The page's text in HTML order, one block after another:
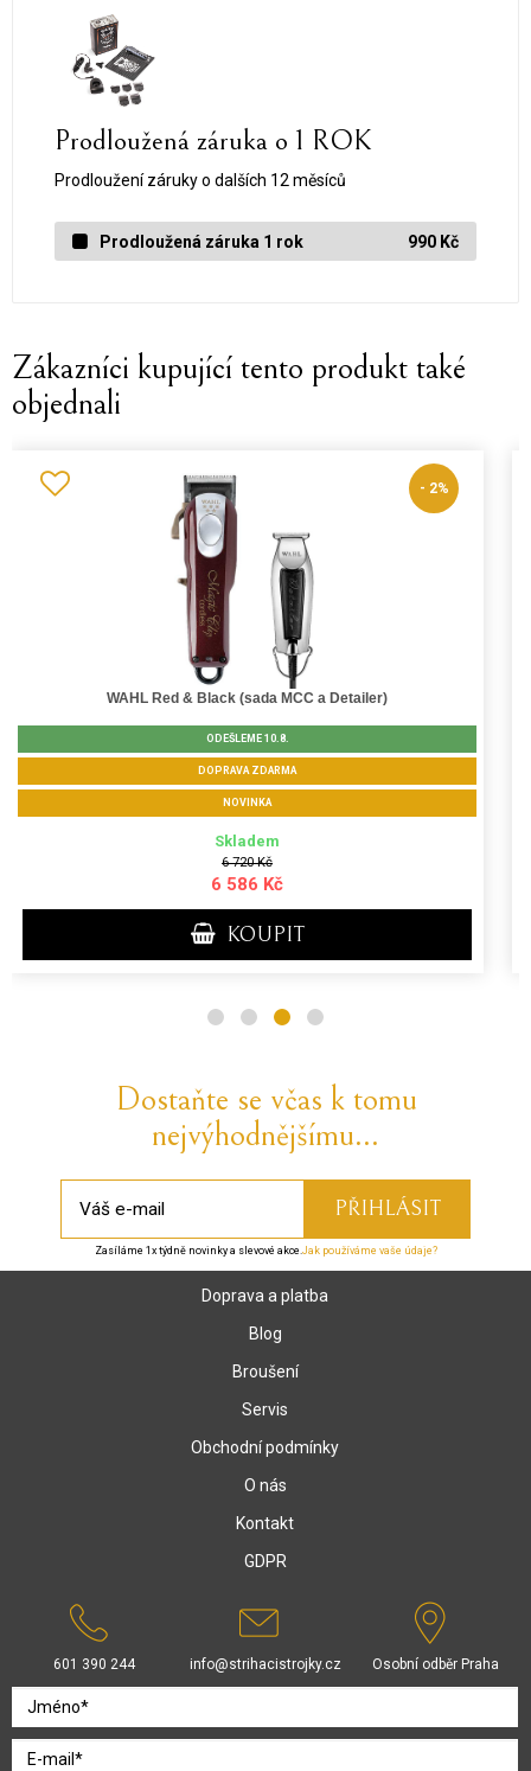
Prodloužená záruka o 1 ROK
Prodloužení záruky o dalších 12 měsíců
Prodloužená záruka 1 rok 990 Kč
Zákazníci kupující tento produkt také
objednali
WAHL/BB Simple Barber Set (cordless)
ODEŠLEME 10.8.
DOPRAVA ZDARMA
Skladem
6 486 Kč
KOUPIT
Dostaňte se včas k tomu
nejvýhodnějšímu...
Zasíláme 1x týdně novinky a slevové akce.Jak používáme vaše údaje?
Doprava a platba
Blog
Broušení
Servis
Obchodní podmínky
O nás
Kontakt
GDPR
601 390 244 info@strihacistrojky.cz Osobní odběr Praha